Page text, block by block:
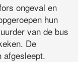
ongeval en
hun
van de bus
De
afgesleept.